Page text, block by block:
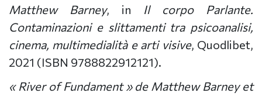
Matthew Barney, in Il corpo Parlante.
Contaminazioni e slittamenti tra psicoanalisi,
cinema, multimedialità e arti visive, Quodlibet,
2021 (ISBN 9788822912121).
« River of Fundament » de Matthew Barney et